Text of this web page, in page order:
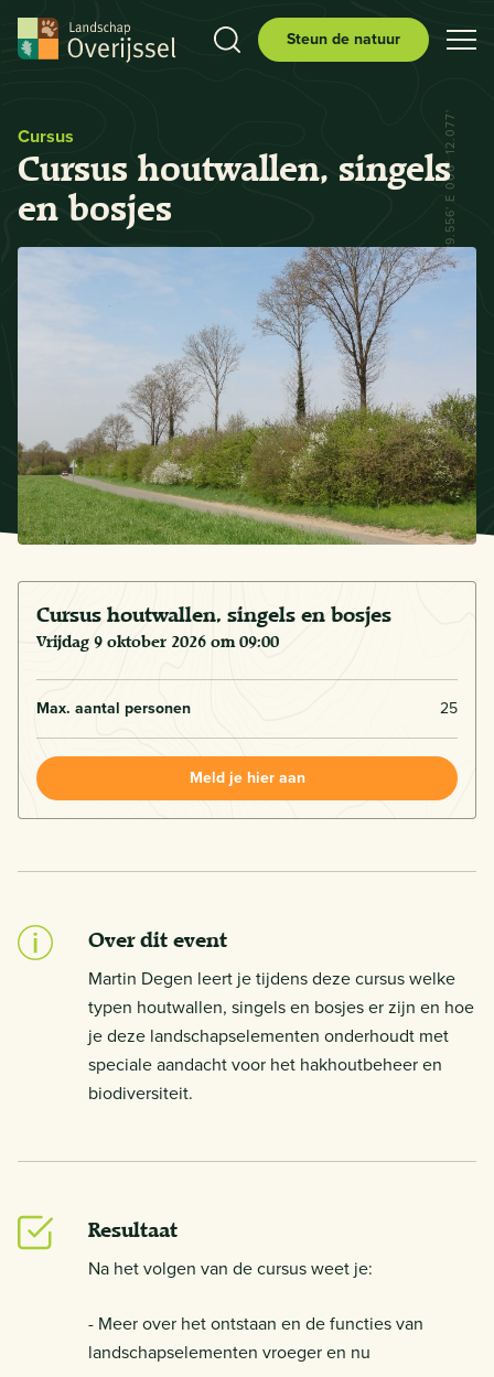
Steun de natuur
Cursus
Cursus houtwallen, singels
en bosjes
N 52° 29.556' E 006° 12.077'
Cursus houtwallen, singels en bosjes
vrijdag 9 oktober 2026 om 09:00
Max. aantal personen 25
Meld je hier aan
Over dit event
Martin Degen leert je tijdens deze cursus welke
typen houtwallen, singels en bosjes er zijn en hoe
je deze landschapselementen onderhoudt met
speciale aandacht voor het hakhoutbeheer en
biodiversiteit.
Resultaat
Na het volgen van de cursus weet je:
- Meer over het ontstaan en de functies van
landschapselementen vroeger en nu